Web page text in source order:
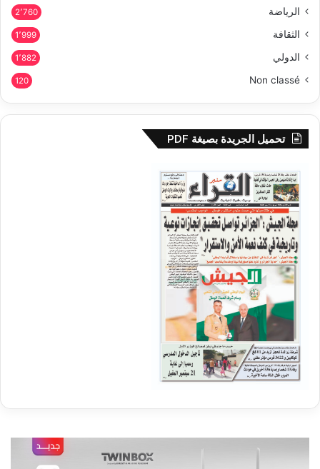
الرياضة 2٬760
الثقافة 1٬999
الدولي 1٬882
Non classé
120
تحميل الجريدة بصيغة PDF